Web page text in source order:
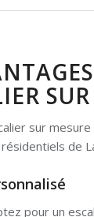
sur
de
pour un